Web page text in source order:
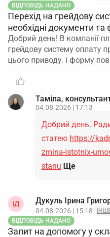
ВІДПОВІДЬ НАДАНО
Перехід на грейдову
необхідні документи
Добрий день! В компанії
грейдову систему оплату
цього приводу. і форму
Таміла,
04.08.2026 | 17:13
Добрий день.
статею https://
zmina-istotnix-
stanu Ще
ІД Дукуль Ірина
04.08.2026 | 15:18
ВІДПОВІДЬ НАДАНО
Запит на допомогу у